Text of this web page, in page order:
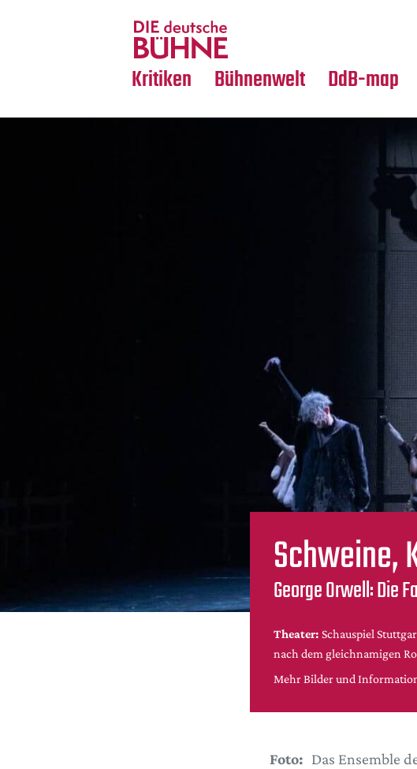
Kritiken
Crossover
Bühnenwelt
Medientipps
DdB-map
Schweine,
George Orwell: Die
Theater: Schauspiel
nach dem gleichnamigen
Mehr Bilder und
Foto: Das Ensemble